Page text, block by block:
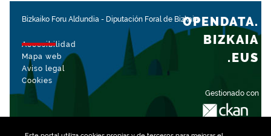
Bizkaiko Foru Aldundia - Diputación Foral de Bizkaia
Accesibilidad
Mapa web
Aviso legal
Cookies
Gestionado con
OPENDATA.
BIZKAIA
.EUS